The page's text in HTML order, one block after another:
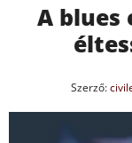
A blues
Szerző: